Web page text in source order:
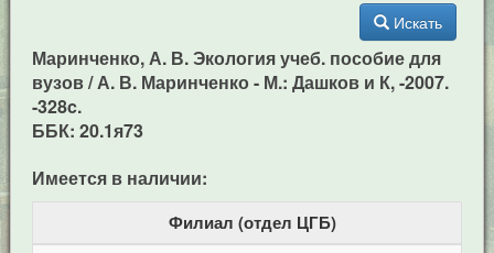
Искать
Маринченко, А. В. Экология учеб. пособие для
вузов / А. В. Маринченко - М.: Дашков и К, -2007.
-328c.
ББК: 20.1я73
Имеется в наличии:
Филиал (отдел ЦГБ)